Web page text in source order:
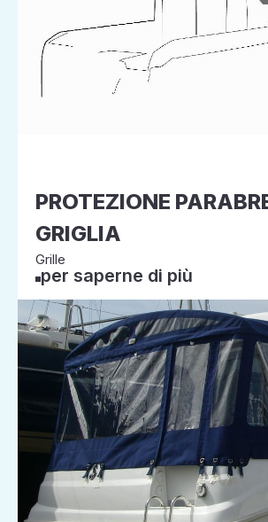
PROTEZIONE
GRIGLIA
Grille
per saperne di più